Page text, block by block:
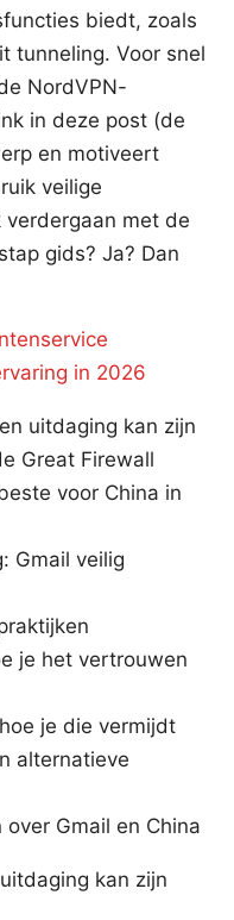
biedt, zoals
tunneling. Voor snel
NordVPN-
in deze post (de
en motiveert
veilige
verdergaan met de
gids? Ja? Dan
in 2026
uitdaging kan zijn
Great Firewall
voor China in
Gmail veilig
je het vertrouwen
je die vermijdt
alternatieve
over Gmail en China
kan zijn